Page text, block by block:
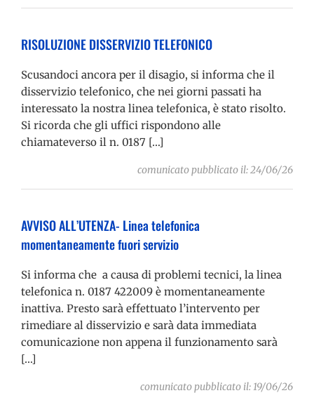
RISOLUZIONE DISSERVIZIO TELEFONICO
Scusandoci ancora per il disagio, si informa che il
disservizio telefonico, che nei giorni passati ha
interessato la nostra linea telefonica, è stato risolto.
Si ricorda che gli uffici rispondono alle
chiamateverso il n. 0187 […]
comunicato pubblicato il: 24/06/26
AVVISO ALL’UTENZA- Linea telefonica
momentaneamente fuori servizio
Si informa che a causa di problemi tecnici, la linea
telefonica n. 0187 422009 è momentaneamente
inattiva. Presto sarà effettuato l’intervento per
rimediare al disservizio e sarà data immediata
comunicazione non appena il funzionamento sarà
[…]
comunicato pubblicato il: 19/06/26